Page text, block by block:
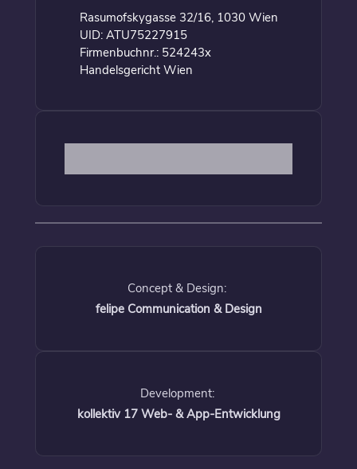
Rasumofskygasse 32/16, 1030 Wien
UID: ATU75227915
Firmenbuchnr.: 524243x
Handelsgericht Wien
Concept & Design:
felipe Communication & Design
Development:
kollektiv 17 Web- & App-Entwicklung